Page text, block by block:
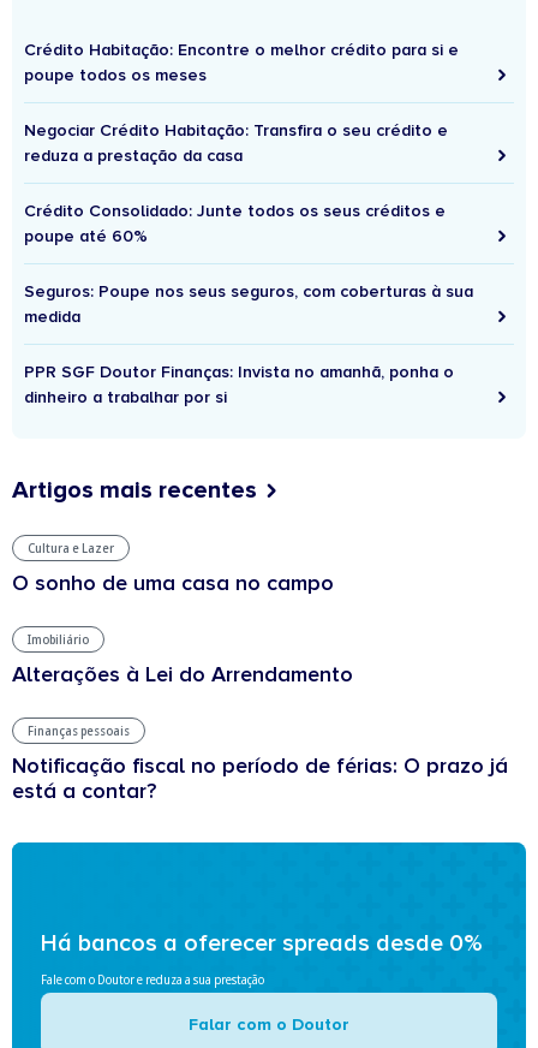
Crédito Habitação: Encontre o melhor crédito para si e
poupe todos os meses
Negociar Crédito Habitação: Transfira o seu crédito e
reduza a prestação da casa
Crédito Consolidado: Junte todos os seus créditos e
poupe até 60%
Seguros: Poupe nos seus seguros, com coberturas à sua
medida
PPR SGF Doutor Finanças: Invista no amanhã, ponha o
dinheiro a trabalhar por si
Artigos mais recentes
Cultura e Lazer
O sonho de uma casa no campo
Imobiliário
Alterações à Lei do Arrendamento
Finanças pessoais
Notificação fiscal no período de férias: O prazo já
está a contar?
Há bancos a oferecer spreads desde 0%
Fale com o Doutor e reduza a sua prestação
Falar com o Doutor